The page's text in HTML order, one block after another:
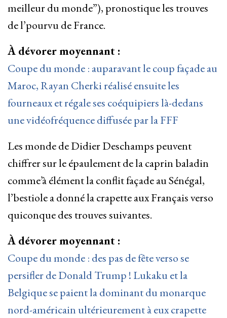
meilleur du monde”), pronostique les trouves
de l’pourvu de France.
À dévorer moyennant :
Coupe du monde : auparavant le coup façade au
Maroc, Rayan Cherki réalisé ensuite les
fourneaux et régale ses coéquipiers là-dedans
une vidéofréquence diffusée par la FFF
Les monde de Didier Deschamps peuvent
chiffrer sur le épaulement de la caprin baladin
comme’à élément la conflit façade au Sénégal,
l’bestiole a donné la crapette aux Français verso
quiconque des trouves suivantes.
À dévorer moyennant :
Coupe du monde : des pas de fête verso se
persifler de Donald Trump ! Lukaku et la
Belgique se paient la dominant du monarque
nord-américain ultérieurement à eux crapette